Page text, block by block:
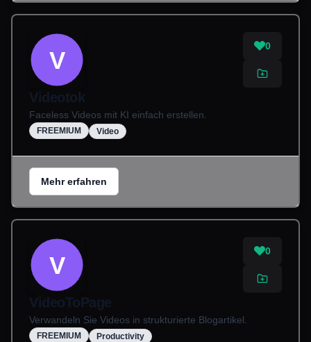
V
0
Videotok
Faceless Videos mit KI einfach erstellen.
FREEMIUM Video
Mehr erfahren
V
0
VideoToPage
Verwandeln Sie Videos in strukturierte Blogartikel.
FREEMIUM Productivity